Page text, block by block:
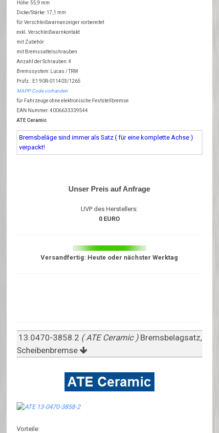
Höhe: 55,9 mm
Dicke/Stärke: 17,1 mm
für Verschleißwarnanzeiger vorbereitet
exkl. Verschleißwarnkontakt
mit Zubehör
mit Bremssattelschrauben
Anzahl der Schrauben: 4
Bremssystem: Lucas / TRW
Prüfz.: E1 90R-011403/1265
MAPP-Code vorhanden
für Fahrzeuge ohne elektronische Feststellbremse
EAN Nummer: 4006633339544
ATE Ceramic
Bremsbeläge sind immer als Satz ( für eine komplette Achse )
verpackt!
Unser Preis auf Anfrage
UVP des Herstellers:
0 EURO
Versandfertig: Heute oder nächster Werktag
13.0470-3858.2 ( ATE Ceramic ) Bremsbelagsatz,
Scheibenbremse
Vorteile: